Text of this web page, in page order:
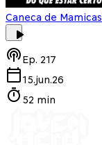
Caneca de Mamicas
Ep. 217
15.jun.26
52 min